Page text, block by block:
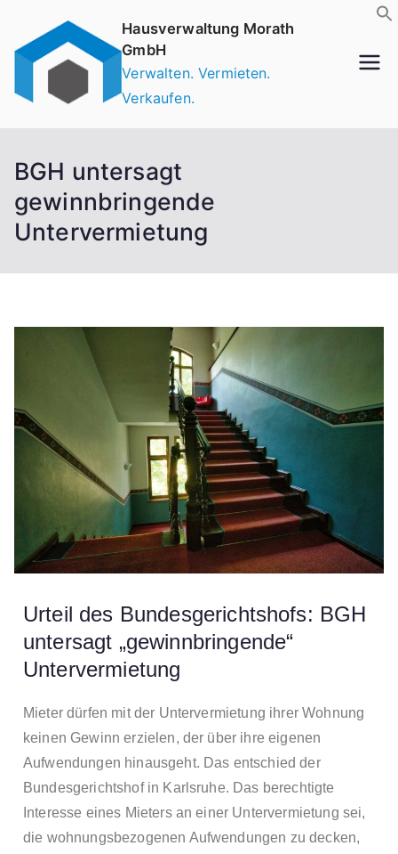
Hausverwaltung Morath
GmbH
Verwalten. Vermieten.
Verkaufen.
BGH untersagt
gewinnbringende
Untervermietung
Urteil des Bundesgerichtshofs: BGH
untersagt „gewinnbringende“
Untervermietung
Mieter dürfen mit der Untervermietung ihrer Wohnung
keinen Gewinn erzielen, der über ihre eigenen
Aufwendungen hinausgeht. Das entschied der
Bundesgerichtshof in Karlsruhe. Das berechtigte
Interesse eines Mieters an einer Untervermietung sei,
die wohnungsbezogenen Aufwendungen zu decken,